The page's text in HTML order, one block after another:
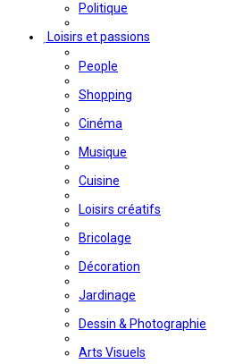
Politique
Loisirs et passions
People
Shopping
Cinéma
Musique
Cuisine
Loisirs créatifs
Bricolage
Décoration
Jardinage
Dessin & Photographie
Arts Visuels